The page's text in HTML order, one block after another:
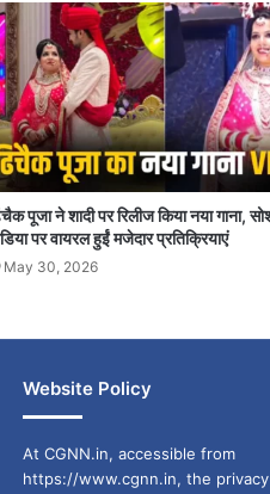
पूजा ने शादी पर रिलीज किया नया गाना,
पर वायरल हुईं मजेदार प्रतिक्रियाएं
May 30, 2026
Website Policy
At CGNN.in, accessible from
https://www.cgnn.in, the